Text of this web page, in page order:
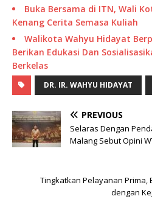
Buka Bersama di ITN, Wali
Kenang Cerita Semasa Kuliah
Walikota Wahyu Hidayat
Berikan Edukasi Dan
Berkelas
DR. IR. WAHYU HIDAYAT
PREVIOUS
Selaras Dengan
Malang Sebut Opini
Tingkatkan Pelayanan Prima,
dengan